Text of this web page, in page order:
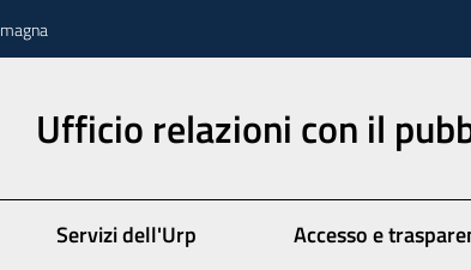
Ufficio relazioni con il
Servizi dell'Urp Accesso e